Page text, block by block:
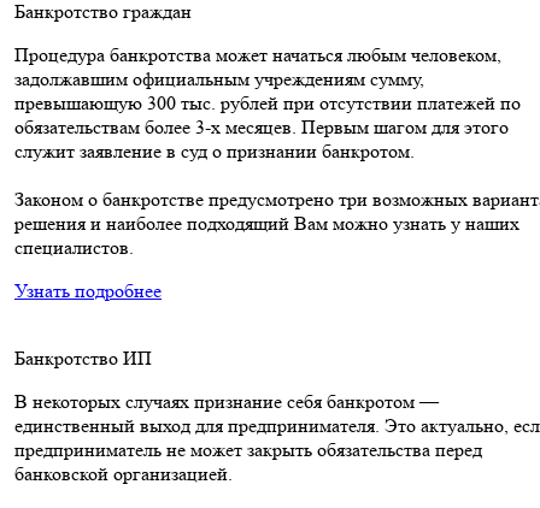
Банкротство граждан
Процедура банкротства может начаться любым человеком,
задолжавшим официальным учреждениям сумму,
превышающую 300 тыс. рублей при отсутствии платежей по
обязательствам более 3-х месяцев. Первым шагом для этого
служит заявление в суд о признании банкротом.
Законом о банкротстве предусмотрено три возможных
решения и наиболее подходящий Вам можно узнать у наших
специалистов.
Узнать подробнее
Банкротство ИП
В некоторых случаях признание себя банкротом —
единственный выход для предпринимателя. Это актуально,
предприниматель не может закрыть обязательства перед
банковской организацией.